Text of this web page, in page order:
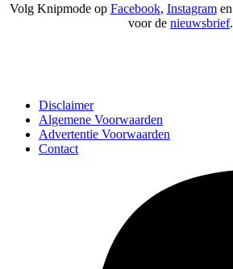
Volg Knipmode op Facebook, Instagramen
voor de nieuwsbrief.
Disclaimer
Algemene Voorwaarden
Advertentie Voorwaarden
Contact